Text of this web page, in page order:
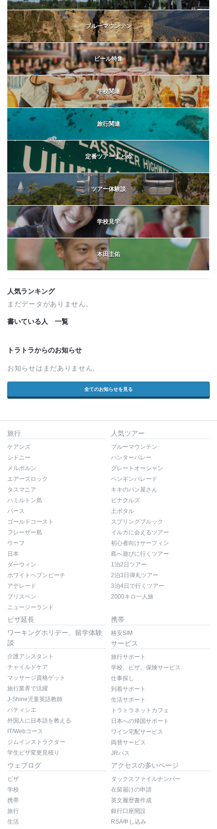
ブルーマウンテン
ビール特集
学校関連
旅行関連
定番ツアーまとめ
ツアー体験談
学校見学
本田圭佑
人気ランキング
まだデータがありません。
書いている人 一覧
トラトラからのお知らせ
お知らせはまだありません。
全てのお知らせを見る
旅行
ケアンズ
シドニー
メルボルン
エアーズロック
タスマニア
ハミルトン島
パース
ゴールドコースト
フレーザー島
ウーフ
日本
ダーウィン
ホワイトヘブンビーチ
アデレード
ブリスベン
ニュージーランド
人気ツアー
ブルーマウンテン
ハンターバレー
グレートオーシャン
ペンギンパレード
キキのパン屋さん
ピナクルズ
土ボタル
スプリングブルック
イルカに会えるツアー
初心者向けサーフィン
島へ遊びに行くツアー
1泊2日ツアー
2泊3日弾丸ツアー
3泊4日で行くツアー
2000キロ一人旅
ビザ延長
ワーキングホリデー、留学体験
談
介護アシスタント
チャイルドケア
マッサージ資格ゲット
旅行業界で活躍
J-Shine児童英語教師
パティシエ
外国人に日本語を教える
IT/Webコース
ジムインストラクター
学生ビザ変更見積り
携帯
格安SIM
サービス
旅行サポート
学校、ビザ、保険サービス
仕事探し
到着サポート
生活サポート
トラトラネットカフェ
日本への帰国サポート
ワイン宅配サービス
両替サービス
JRパス
ウェブログ
ビザ
学校
携帯
旅行
生活
アクセスの多いページ
タックスファイルナンバー
在留届けの申請
英文履歴書作成
銀行口座開設
RSA申し込み